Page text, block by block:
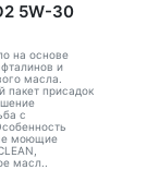
5W-30
на основе
и
масла.
пакет присадок
с
моющие
масл..